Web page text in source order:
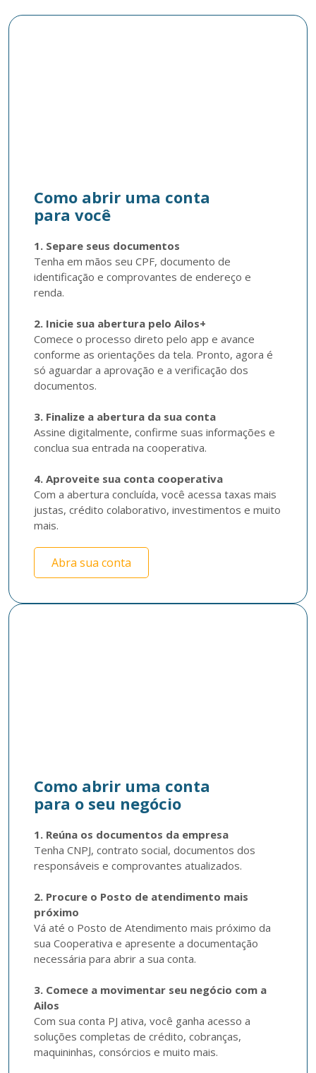
Como abrir uma conta
para você
1. Separe seus documentos
Tenha em mãos seu CPF, documento de
identificação e comprovantes de endereço e
renda.
2. Inicie sua abertura pelo Ailos+
Comece o processo direto pelo app e avance
conforme as orientações da tela. Pronto, agora é
só aguardar a aprovação e a verificação dos
documentos.
3. Finalize a abertura da sua conta
Assine digitalmente, confirme suas informações e
conclua sua entrada na cooperativa.
4. Aproveite sua conta cooperativa
Com a abertura concluída, você acessa taxas mais
justas, crédito colaborativo, investimentos e muito
mais.
Abra sua conta
Como abrir uma conta
para o seu negócio
1. Reúna os documentos da empresa
Tenha CNPJ, contrato social, documentos dos
responsáveis e comprovantes atualizados.
2. Procure o Posto de atendimento mais
próximo
Vá até o Posto de Atendimento mais próximo da
sua Cooperativa e apresente a documentação
necessária para abrir a sua conta.
3. Comece a movimentar seu negócio com a
Ailos
Com sua conta PJ ativa, você ganha acesso a
soluções completas de crédito, cobranças,
maquininhas, consórcios e muito mais.